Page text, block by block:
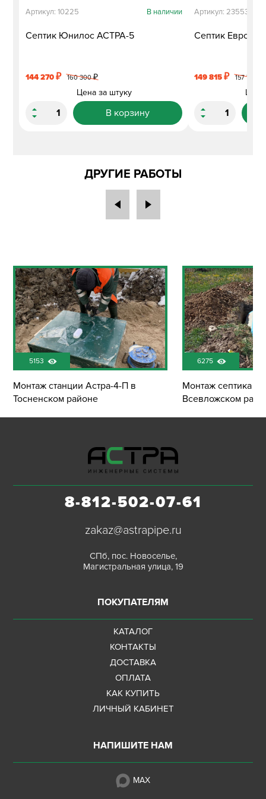
Септик Юнилос АСТРА-5
Артикул: 10225 В наличии
144 270₽ 160 300₽
Цена за штуку
В корзину
Септик
Артикул: 23553
149 815₽ 157 700
Цена
ДРУГИЕ РАБОТЫ
5153
Монтаж станции Астра-4-П в
Тосненском районе
6275
Монтаж септика
Всевложском
8-812-502-07-61
zakaz@astrapipe.ru
СПб, пос. Новоселье,
Магистральная улица, 19
ПОКУПАТЕЛЯМ
КАТАЛОГ
КОНТАКТЫ
ДОСТАВКА
ОПЛАТА
КАК КУПИТЬ
ЛИЧНЫЙ КАБИНЕТ
НАПИШИТЕ НАМ
MAX